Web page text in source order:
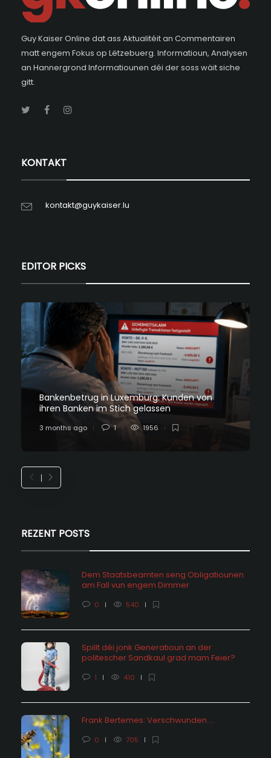
Guy Kaiser Online dat ass Aktualitéit an Commentairen
matt engem Fokus op Lëtzebuerg. Informatioun, Analysen
an Hannergrond Informatiounen déi der soss wäit siche
gitt.
KONTAKT
kontakt@guykaiser.lu
EDITOR PICKS
Bankenbetrug in Luxemburg: Kunden von
ihren Banken im Stich gelassen
3 months ago 1 1956
REZENT POSTS
Dem Staatsbeamten seng Obligatiounen
am Fall vun engem Dimmer
0 540
Spillt déi jonk Generatioun an der
politescher Sandkaul grad mam Feier?
1 410
Frank Bertemes: Verschwunden….
0 705